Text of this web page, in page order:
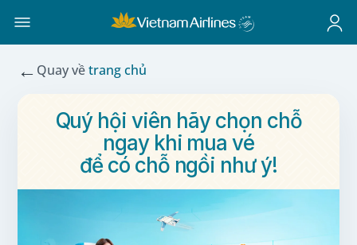
← Quay vềtrang chủ
Quý hội viên hãy chọn chỗ
ngay khi mua vé
để có chỗ ngồi như ý!